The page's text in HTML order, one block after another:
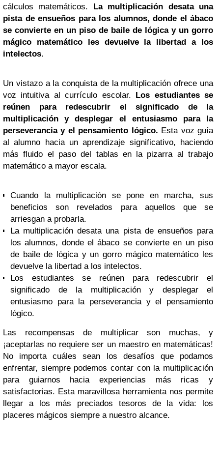
cálculos matemáticos. La multiplicación desata una
pista de ensueños para los alumnos, donde el ábaco
se convierte en un piso de baile de lógica y un gorro
mágico matemático les devuelve la libertad a los
intelectos.
Un vistazo a la conquista de la multiplicación ofrece una
voz intuitiva al currículo escolar. Los estudiantes se
reúnen para redescubrir el significado de la
multiplicación y desplegar el entusiasmo para la
perseverancia y el pensamiento lógico. Esta voz guía
al alumno hacia un aprendizaje significativo, haciendo
más fluido el paso del tablas en la pizarra al trabajo
matemático a mayor escala.
Cuando la multiplicación se pone en marcha, sus
beneficios son revelados para aquellos que se
arriesgan a probarla.
La multiplicación desata una pista de ensueños para
los alumnos, donde el ábaco se convierte en un piso
de baile de lógica y un gorro mágico matemático les
devuelve la libertad a los intelectos.
Los estudiantes se reúnen para redescubrir el
significado de la multiplicación y desplegar el
entusiasmo para la perseverancia y el pensamiento
lógico.
Las recompensas de multiplicar son muchas, y
¡aceptarlas no requiere ser un maestro en matemáticas!
No importa cuáles sean los desafíos que podamos
enfrentar, siempre podemos contar con la multiplicación
para guiarnos hacia experiencias más ricas y
satisfactorias. Esta maravillosa herramienta nos permite
llegar a los más preciados tesoros de la vida: los
placeres mágicos siempre a nuestro alcance.